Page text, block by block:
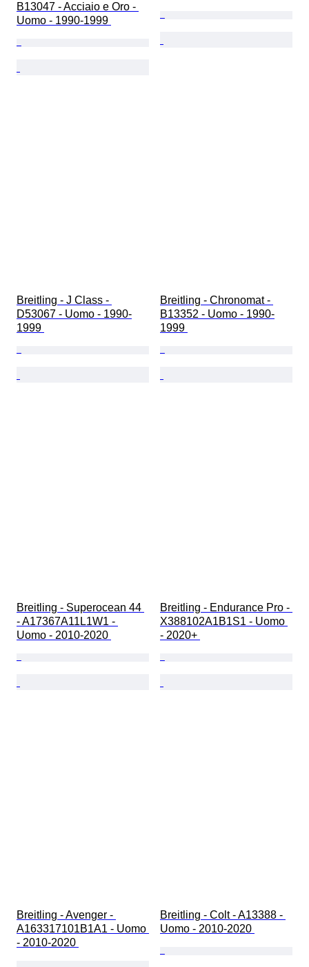
B13047 - Acciaio e Oro -
Uomo - 1990-1999
Breitling - J Class -
D53067 - Uomo - 1990-
1999
Breitling - Chronomat -
B13352 - Uomo - 1990-
1999
Breitling - Superocean 44
- A17367A11L1W1 -
Uomo - 2010-2020
Breitling - Endurance Pro -
X388102A1B1S1 - Uomo
- 2020+
Breitling - Avenger -
A163317101B1A1 - Uomo
- 2010-2020
Breitling - Colt - A13388 -
Uomo - 2010-2020